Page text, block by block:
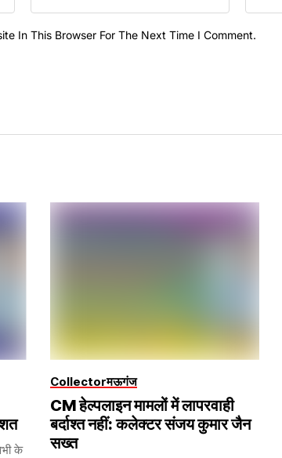
In This Browser For The Next Time I Comment.
के
Collectorमऊगंज
CM हेल्पलाइन मामलों में लापरवाही
बर्दाश्त नहीं: कलेक्टर संजय कुमार जैन
सख्त